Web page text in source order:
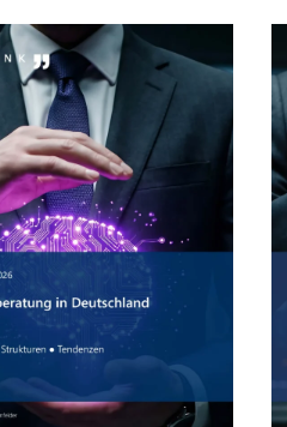
Auftragsstudien,
Benchmarks,
Wettbewerbsanalyse
Wahrnehmung,
CONSULTING
Analyst Call, Orientierung
Strategie, Themenrelevanz
Training, Seminar